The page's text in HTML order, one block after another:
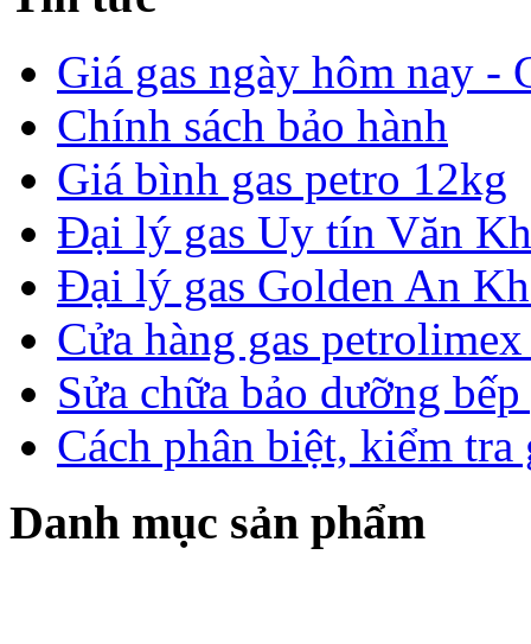
Giá gas ngày hôm nay -
Chính sách bảo hành
Giá bình gas petro 12kg
Đại lý gas Uy tín Văn
Đại lý gas Golden An
Cửa hàng gas
Sửa chữa bảo dưỡng
Cách phân biệt, kiểm
Danh mục sản phẩm